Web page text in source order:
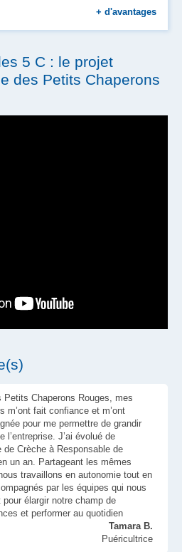
à l'installation
+ d'avantages
5 C : le projet
des Petits Chaperons
Petits Chaperons Rouges, mes
m’ont fait confiance et m’ont
pour me permettre de grandir
l’entreprise. J’ai évolué de
de Crèche à Responsable de
un an. Partageant les mêmes
travaillons en autonomie tout en
par les équipes qui nous
pour élargir notre champ de
et performer au quotidien
Tamara B.
Puéricultrice